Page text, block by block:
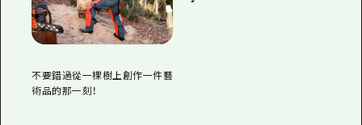
不要錯過從一棵樹上創作一件藝
術品的那一刻！